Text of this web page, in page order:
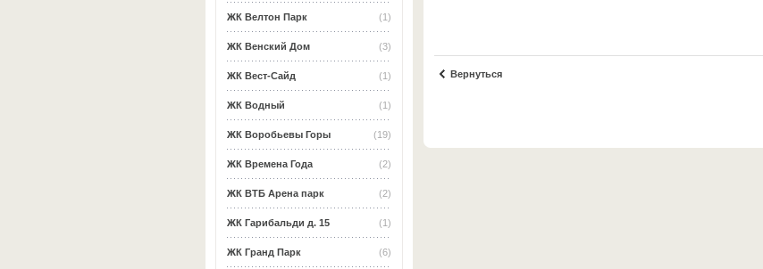
(1)
ЖК Велтон Парк
(3)
ЖК Венский Дом
(1)
ЖК Вест-Сайд
(1)
ЖК Водный
(19)
ЖК Воробьевы Горы
(2)
ЖК Времена Года
(2)
ЖК ВТБ Арена парк
(1)
ЖК Гарибальди д. 15
(6)
ЖК Гранд Парк
Вернуться